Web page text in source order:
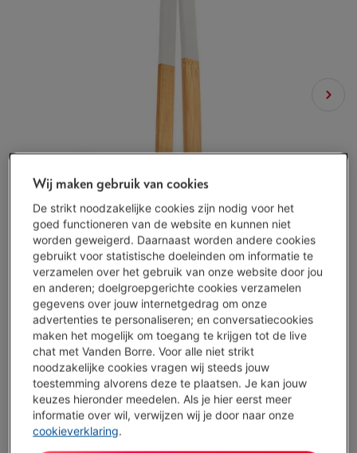
Beschikbaar-Bekijk voorraad
€ 4,99
Minder dan 5 in stock, bestel nu!
Wij maken gebruik van cookies
De strikt noodzakelijke cookies zijn nodig voor het
goed functioneren van de website en kunnen niet
worden geweigerd. Daarnaast worden andere cookies
gebruikt voor statistische doeleinden om informatie te
verzamelen over het gebruik van onze website door jou
en anderen; doelgroepgerichte cookies verzamelen
gegevens over jouw internetgedrag om onze
advertenties te personaliseren; en conversatiecookies
maken het mogelijk om toegang te krijgen tot de live
chat met Vanden Borre. Voor alle niet strikt
noodzakelijke cookies vragen wij steeds jouw
toestemming alvorens deze te plaatsen. Je kan jouw
keuzes hieronder meedelen. Als je hier eerst meer
informatie over wil, verwijzen wij je door naar onze
cookieverklaring.